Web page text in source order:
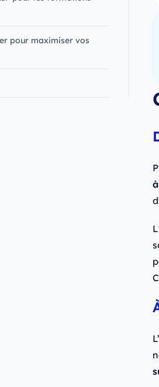
pour maximiser vos